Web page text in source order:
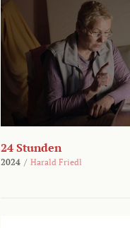
24 Stunden
2024 / Harald Friedl